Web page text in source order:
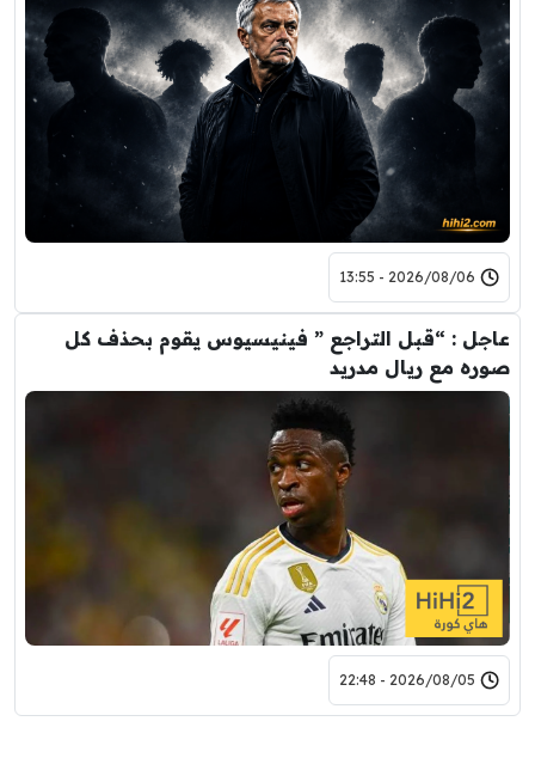
2026/08/06 - 13:55
عاجل : “قبل التراجع ” فينيسيوس يقوم بحذف كل
صوره مع ريال مدريد
2026/08/05 - 22:48